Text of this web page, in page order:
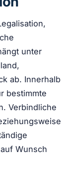
unter
ab. Innerhalb
bestimmte
Verbindliche
Wunsch